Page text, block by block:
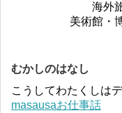
海外
美術館・
むかしのはなし
こうしてわたくしは
masausaお仕事話